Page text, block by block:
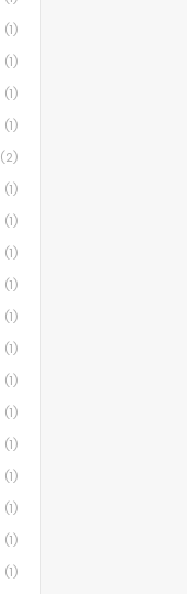
(1)
(1)
(1)
(1)
(2)
(1)
(1)
(1)
(1)
(1)
(1)
(1)
(1)
(1)
(1)
(1)
(1)
(1)